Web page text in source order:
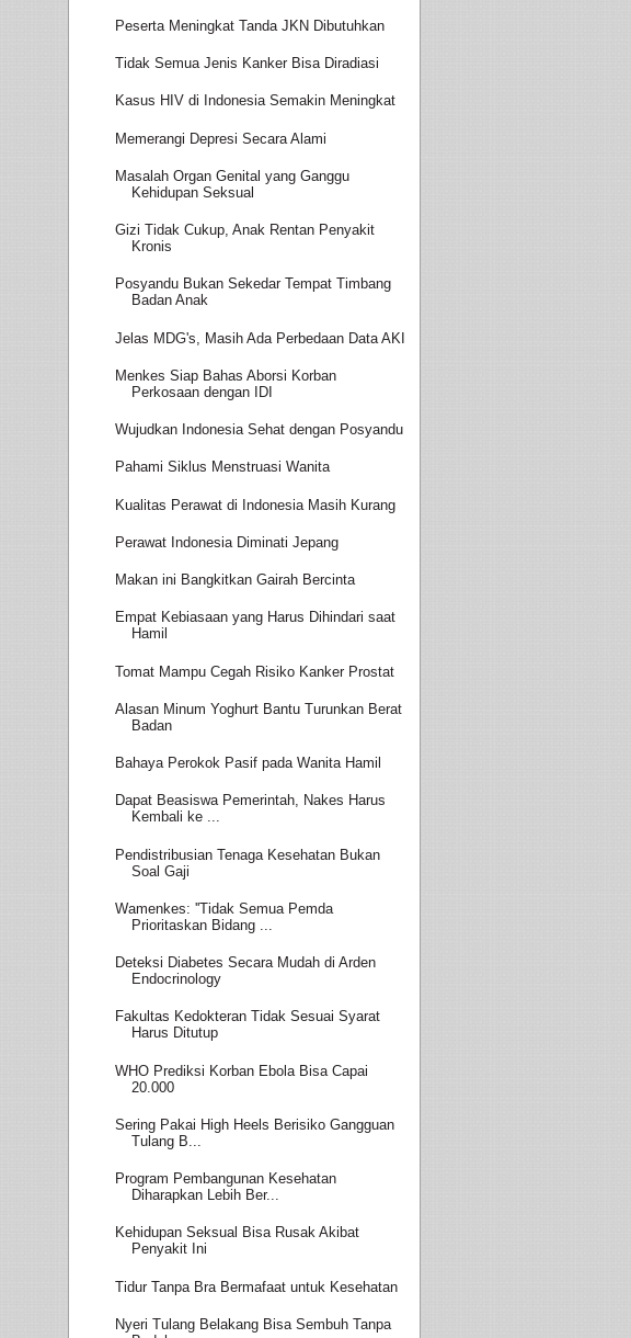
Peserta Meningkat Tanda JKN Dibutuhkan
Tidak Semua Jenis Kanker Bisa Diradiasi
Kasus HIV di Indonesia Semakin Meningkat
Memerangi Depresi Secara Alami
Masalah Organ Genital yang Ganggu
Kehidupan Seksual
Gizi Tidak Cukup, Anak Rentan Penyakit
Kronis
Posyandu Bukan Sekedar Tempat Timbang
Badan Anak
Jelas MDG's, Masih Ada Perbedaan Data AKI
Menkes Siap Bahas Aborsi Korban
Perkosaan dengan IDI
Wujudkan Indonesia Sehat dengan Posyandu
Pahami Siklus Menstruasi Wanita
Kualitas Perawat di Indonesia Masih Kurang
Perawat Indonesia Diminati Jepang
Makan ini Bangkitkan Gairah Bercinta
Empat Kebiasaan yang Harus Dihindari saat
Hamil
Tomat Mampu Cegah Risiko Kanker Prostat
Alasan Minum Yoghurt Bantu Turunkan Berat
Badan
Bahaya Perokok Pasif pada Wanita Hamil
Dapat Beasiswa Pemerintah, Nakes Harus
Kembali ke ...
Pendistribusian Tenaga Kesehatan Bukan
Soal Gaji
Wamenkes: ''Tidak Semua Pemda
Prioritaskan Bidang ...
Deteksi Diabetes Secara Mudah di Arden
Endocrinology
Fakultas Kedokteran Tidak Sesuai Syarat
Harus Ditutup
WHO Prediksi Korban Ebola Bisa Capai
20.000
Sering Pakai High Heels Berisiko Gangguan
Tulang B...
Program Pembangunan Kesehatan
Diharapkan Lebih Ber...
Kehidupan Seksual Bisa Rusak Akibat
Penyakit Ini
Tidur Tanpa Bra Bermafaat untuk Kesehatan
Nyeri Tulang Belakang Bisa Sembuh Tanpa